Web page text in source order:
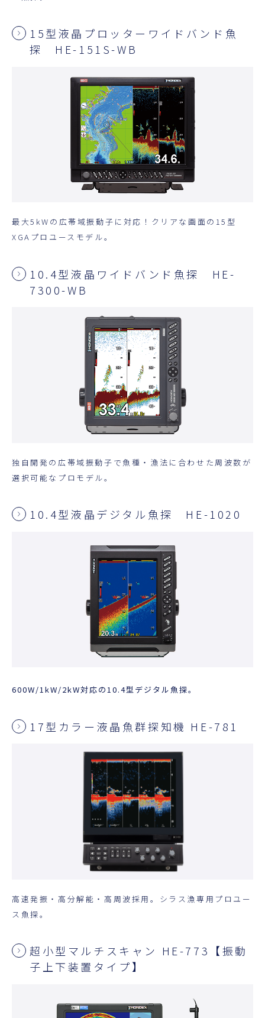
15型液晶プロッターワイドバンド魚
探 HE-151S-WB
最大5kWの広帯域振動子に対応！クリアな画面の15型
XGAプロユースモデル。
10.4型液晶ワイドバンド魚探 HE-
7300-WB
独自開発の広帯域振動子で魚種・漁法に合わせた周波数が
選択可能なプロモデル。
10.4型液晶デジタル魚探 HE-1020
600W/1kW/2kW対応の10.4型デジタル魚探。
17型カラー液晶魚群探知機 HE-781
高速発振・高分解能・高周波採用。シラス漁専用プロユー
ス魚探。
超小型マルチスキャン HE-773【振動
子上下装置タイプ】